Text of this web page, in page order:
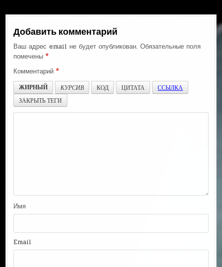
Добавить комментарий
Ваш адрес email не будет опубликован. Обязательные поля
помечены*
Комментарий*
ЖИРНЫЙ
КУРСИВ КОД ЦИТАТА
ССЫЛКА
ЗАКРЫТЬ ТЕГИ
Имя
Email